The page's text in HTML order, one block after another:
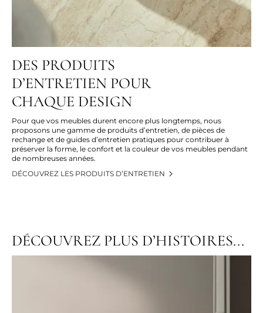
DES PRODUITS
D’ENTRETIEN POUR
CHAQUE DESIGN
Pour que vos meubles durent encore plus longtemps, nous
proposons une gamme de produits d’entretien, de pièces de
rechange et de guides d’entretien pratiques pour contribuer à
préserver la forme, le confort et la couleur de vos meubles pendant
de nombreuses années.
DÉCOUVREZ LES PRODUITS D’ENTRETIEN
DÉCOUVREZ PLUS D’HISTOIRES...